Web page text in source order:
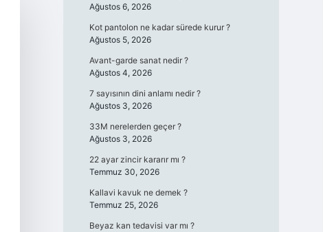
Ağustos 6, 2026
Kot pantolon ne kadar sürede kurur ?
Ağustos 5, 2026
Avant-garde sanat nedir ?
Ağustos 4, 2026
7 sayısının dini anlamı nedir ?
Ağustos 3, 2026
33M nerelerden geçer ?
Ağustos 3, 2026
22 ayar zincir kararır mı ?
Temmuz 30, 2026
Kallavi kavuk ne demek ?
Temmuz 25, 2026
Beyaz kan tedavisi var mı ?